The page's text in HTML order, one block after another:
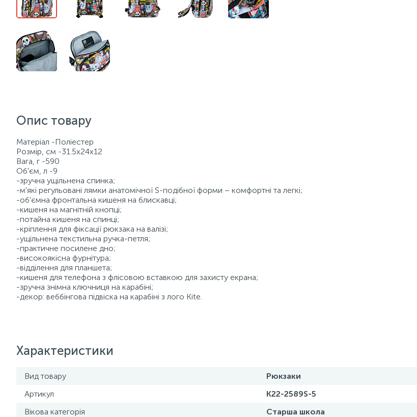
Опис товару
Матеріал -Поліестер
Розмір, см -31.5x24x12
Вага, г -590
Об'єм, л -9
-зручна ущільнена спинка;
-м'які регульовані лямки анатомічної S-подібної форми – комфортні та легкі;
-об'ємна фронтальна кишеня на блискавці;
-кишеня на магнітній кнопці;
-потайна кишеня на спинці;
-кріплення для фіксації рюкзака на валізі;
-ущільнена текстильна ручка-петля;
-практичне посилене дно;
-високоякісна фурнітура;
-відділення для планшета;
-кишеня для телефона з флісовою вставкою для захисту екрана;
-зручна знімна ключниця на карабіні;
-декор: веббінгова підвіска на карабіні з лого Kite.
Характеристики
Вид товару
Рюкзаки
Артикул
K22-2589S-5
Вікова категорія
Старша школа